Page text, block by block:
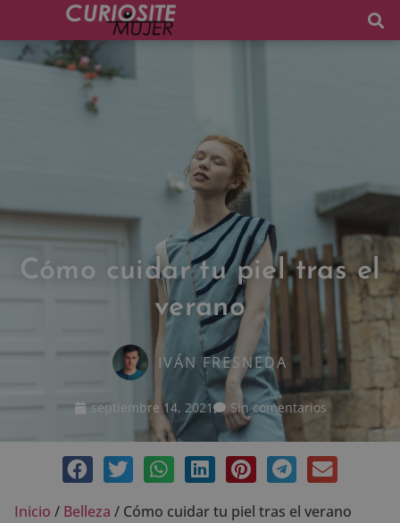
Cómo cuidar tu piel tras el
verano
IVÁN FRESNEDA
septiembre 14, 2021 Sin comentarios
Inicio / Belleza / Cómo cuidar tu piel tras el verano